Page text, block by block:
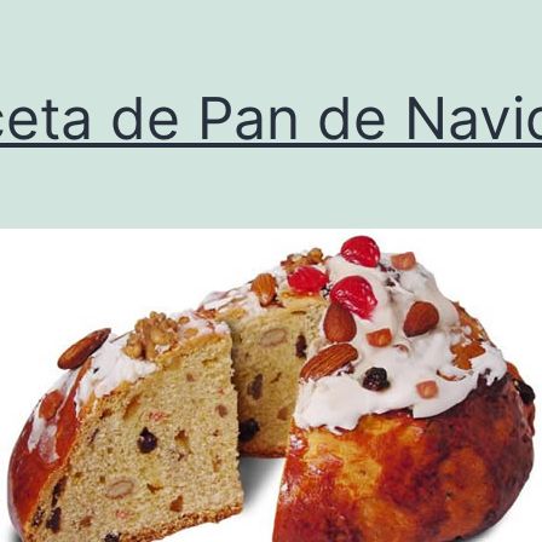
de Pan de